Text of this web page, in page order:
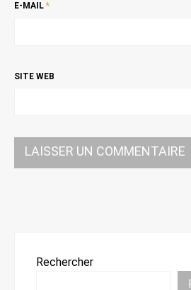
E-MAIL *
SITE WEB
Rechercher